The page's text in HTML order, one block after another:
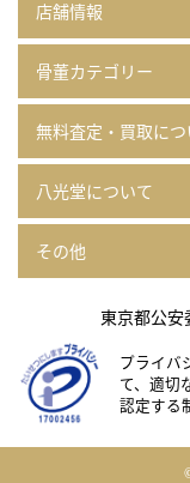
店舗情報
骨董カテゴリー
無料査定・買取につ
八光堂について
その他
東京都公
プライバ
て、適切
認定する